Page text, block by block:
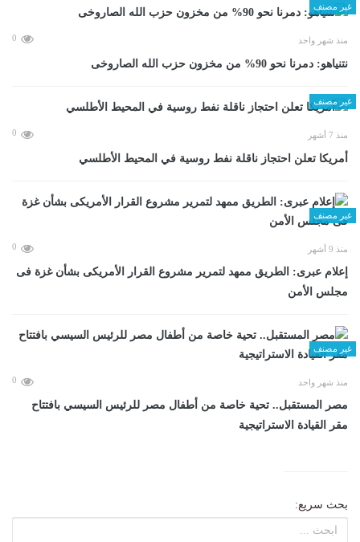
غير مصنف
منذ شهر واحد 0
نتنياهو: دمرنا نحو 90% من مخزون حزب الله الصاروخى
غير مصنف
منذ 7 أشهر 0
أمريكا تعلن احتجاز ناقلة نفط روسية في المحيط الأطلسي
غير مصنف
منذ 9 أشهر 0
إعلام عبرى: الطريق ممهد لتمرير مشروع القرار الأمريكى بشأن غزة فى
مجلس الأمن
غير مصنف
منذ شهر واحد 0
مصر المستقبل.. تحية خاصة من أطفال مصر للرئيس السيسي بافتتاح
مقر القيادة الاستراتيجية
بحث سريع: